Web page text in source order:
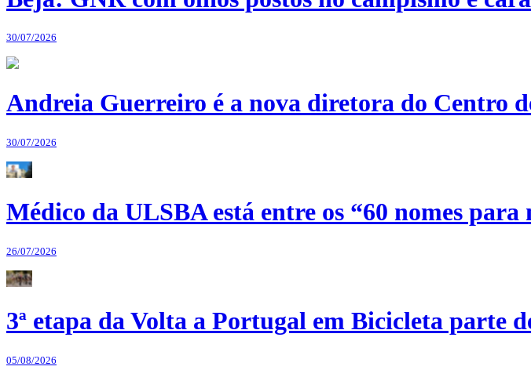
30/07/2026
Andreia Guerreiro é a nova diretora do Centro
30/07/2026
Médico da ULSBA está entre os “60 nomes
26/07/2026
3ª etapa da Volta a Portugal em Bicicleta parte
05/08/2026